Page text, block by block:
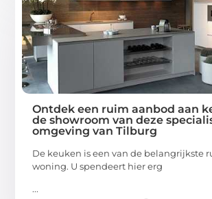
Ontdek een ruim aanbod aan
de showroom van deze
omgeving van Tilburg
De keuken is een van de belangrijkste
woning. U spendeert hier erg
...